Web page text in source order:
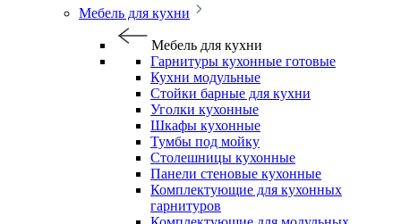
Мебель для кухни
Мебель для кухни
Гарнитуры кухонные готовые
Кухни модульные
Стойки барные для кухни
Уголки кухонные
Шкафы кухонные
Тумбы под мойку
Столешницы кухонные
Панели стеновые кухонные
Комплектующие для кухонных
гарнитуров